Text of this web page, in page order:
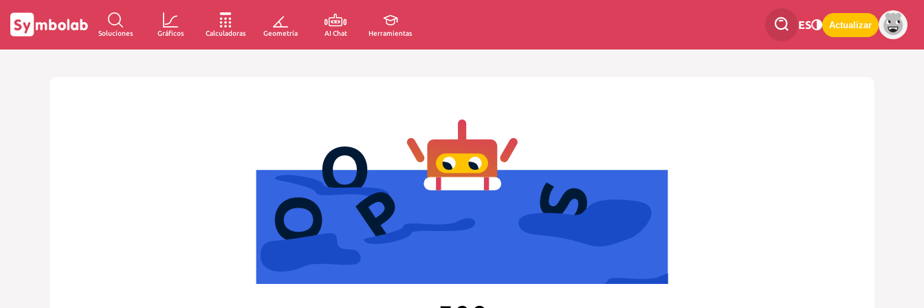
Soluciones Gráficos Calculadoras Geometría AI Chat Herramientas
ES Actualizar